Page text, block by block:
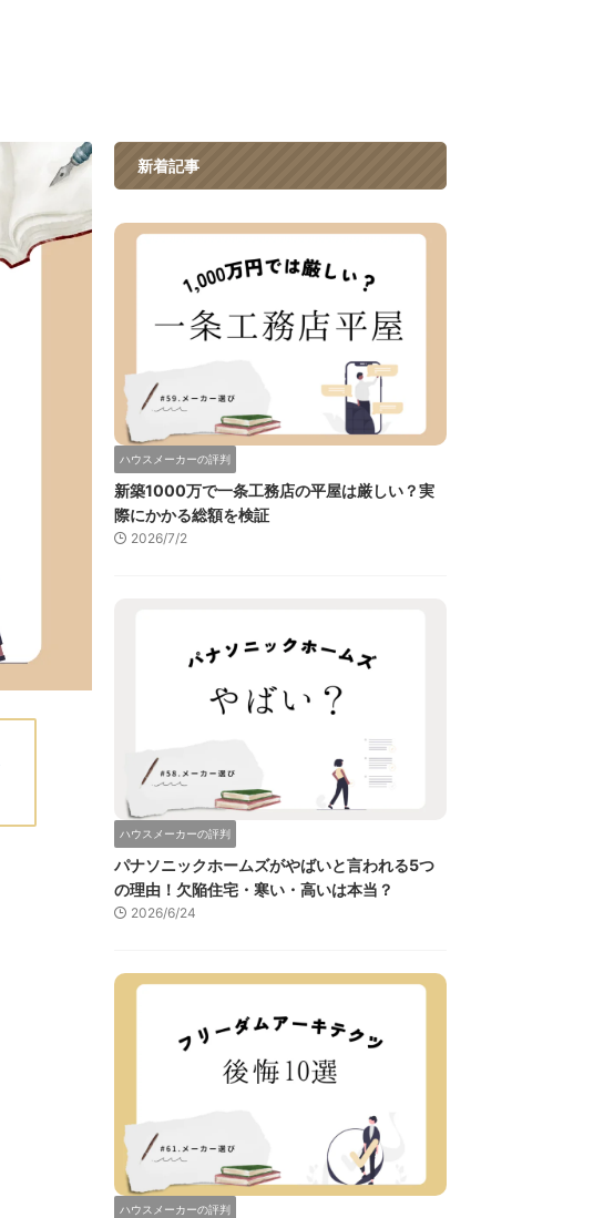
新着記事
ハウスメーカーの評判
新築1000万で一条工務店の平屋は厳しい？実
際にかかる総額を検証
2026/7/2
ハウスメーカーの評判
パナソニックホームズがやばいと言われる5つ
の理由！欠陥住宅・寒い・高いは本当？
2026/6/24
ハウスメーカーの評判